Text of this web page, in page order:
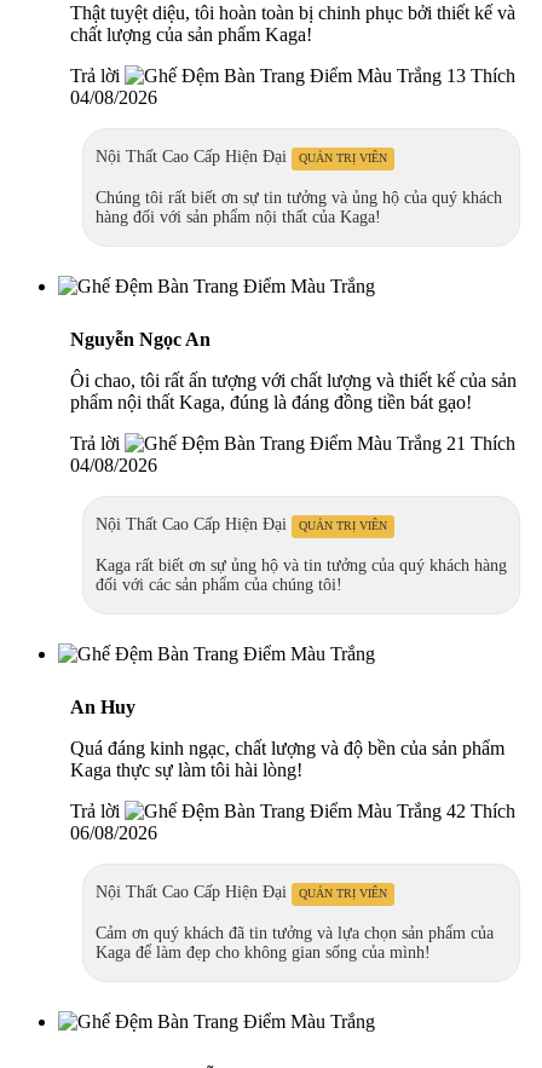
Thật tuyệt diệu, tôi hoàn toàn bị chinh phục bởi thiết kế và
chất lượng của sản phẩm Kaga!
Trả lời
13 Thích
04/08/2026
Nội Thất Cao Cấp Hiện Đại QUẢN TRỊ VIÊN
Chúng tôi rất biết ơn sự tin tưởng và ủng hộ của quý khách
hàng đối với sản phẩm nội thất của Kaga!
Nguyễn Ngọc An
Ôi chao, tôi rất ấn tượng với chất lượng và thiết kế của sản
phẩm nội thất Kaga, đúng là đáng đồng tiền bát gạo!
Trả lời
21 Thích
04/08/2026
Nội Thất Cao Cấp Hiện Đại QUẢN TRỊ VIÊN
Kaga rất biết ơn sự ủng hộ và tin tưởng của quý khách hàng
đối với các sản phẩm của chúng tôi!
An Huy
Quá đáng kinh ngạc, chất lượng và độ bền của sản phẩm
Kaga thực sự làm tôi hài lòng!
Trả lời
42 Thích
06/08/2026
Nội Thất Cao Cấp Hiện Đại QUẢN TRỊ VIÊN
Cảm ơn quý khách đã tin tưởng và lựa chọn sản phẩm của
Kaga để làm đẹp cho không gian sống của mình!